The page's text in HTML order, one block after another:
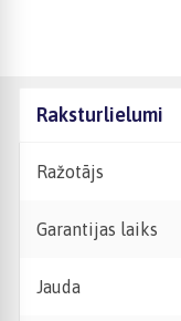
Raksturlielumi
Ražotājs
Garantijas laiks
Jauda